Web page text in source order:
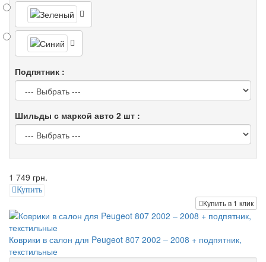
Подпятник :
Шильды с маркой авто 2 шт :
1 749 грн.
Купить
Купить в 1 клик
Коврики в салон для Peugeot 807 2002 – 2008 + подпятник,
текстильные